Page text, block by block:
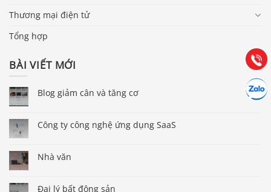
Thương mại điện tử
Tổng hợp
BÀI VIẾT MỚI
Blog giảm cân và tăng cơ
Công ty công nghệ ứng dụng SaaS
Nhà văn
Đại lý bất động sản
Gọi
(028) 22.166.144
Chát